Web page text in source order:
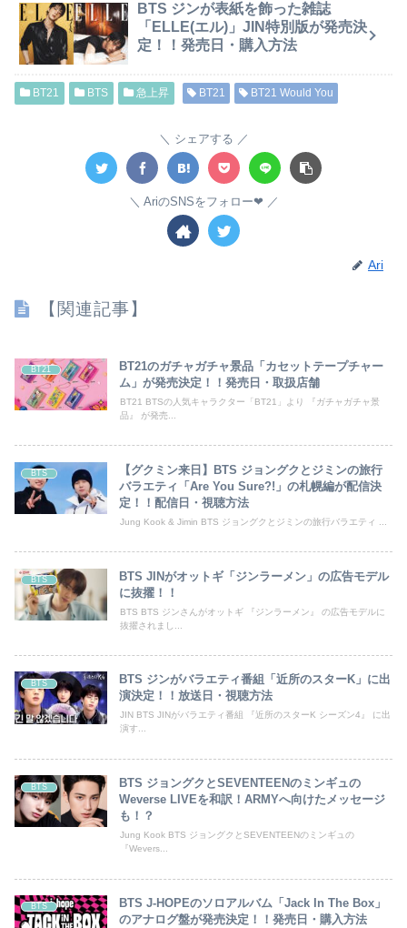
BTS ジンが表紙を飾った雑誌
「ELLE(エル)」JIN特別版が発売決
定！！発売日・購入方法
BT21 BTS 急上昇 BT21 BT21 Would You
シェアする
AriのSNSをフォロー❤︎
Ari
【関連記事】
BT21
BT21のガチャガチャ景品「カセットテープチャー
ム」が発売決定！！発売日・取扱店舗
BT21 BTSの人気キャラクター「BT21」より 『ガチャガチャ景
品』 が発売...
BTS
【グクミン来日】BTS ジョングクとジミンの旅行
バラエティ「Are You Sure?!」の札幌編が配信決
定！！配信日・視聴方法
Jung Kook & Jimin BTS ジョングクとジミンの旅行バラエティ ...
BTS
BTS JINがオットギ「ジンラーメン」の広告モデル
に抜擢！！
BTS BTS ジンさんがオットギ 『ジンラーメン』 の広告モデルに
抜擢されまし...
BTS
BTS ジンがバラエティ番組「近所のスターK」に出
演決定！！放送日・視聴方法
JIN BTS JINがバラエティ番組 『近所のスターK シーズン4』 に出
演す...
BTS
BTS ジョングクとSEVENTEENのミンギュの
Weverse LIVEを和訳！ARMYへ向けたメッセージ
も！？
Jung Kook BTS ジョングクとSEVENTEENのミンギュの
『Wevers...
BTS
BTS J-HOPEのソロアルバム「Jack In The Box」
のアナログ盤が発売決定！！発売日・購入方法